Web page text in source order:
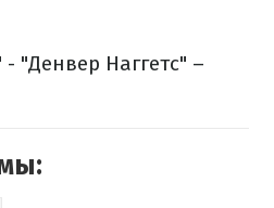
"Денвер Наггетс" –